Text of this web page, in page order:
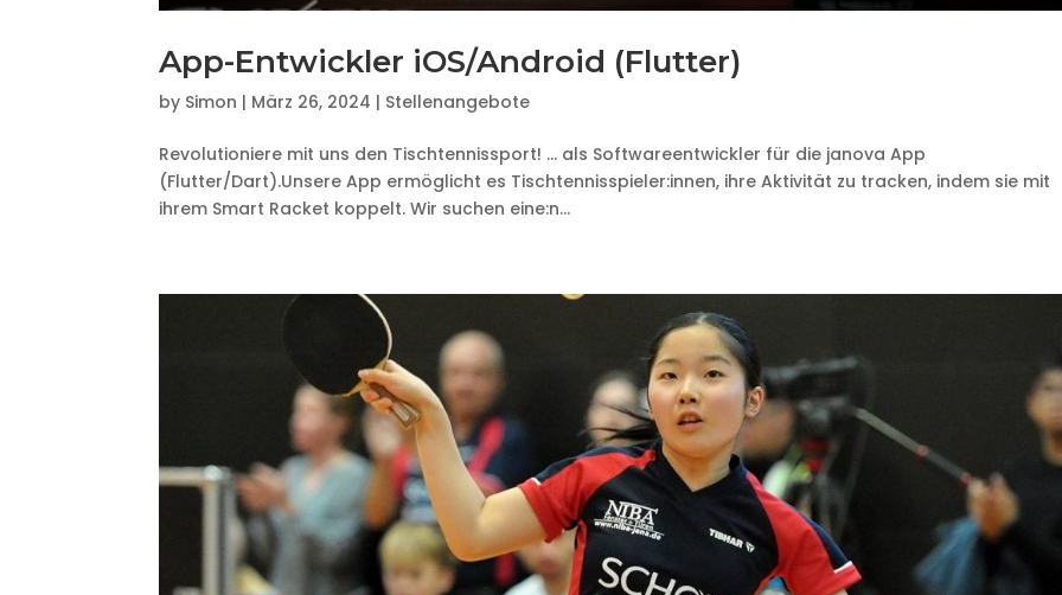
App-Entwickler iOS/Android (Flutter)
by Simon | März 26, 2024 | Stellenangebote
Revolutioniere mit uns den Tischtennissport! … als Softwareentwickler für die janova App
(Flutter/Dart).Unsere App ermöglicht es Tischtennisspieler:innen, ihre Aktivität zu tracken, indem sie mit
ihrem Smart Racket koppelt. Wir suchen eine:n...